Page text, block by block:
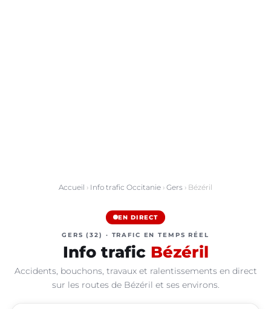
Accueil › Info trafic Occitanie › Gers › Bézéril
EN DIRECT
GERS (32) · TRAFIC EN TEMPS RÉEL
Info trafic Bézéril
Accidents, bouchons, travaux et ralentissements en direct
sur les routes de Bézéril et ses environs.